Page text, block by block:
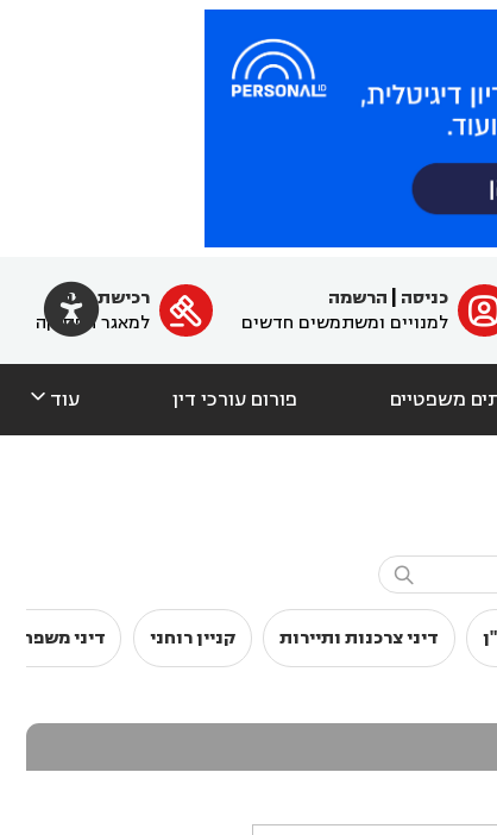
 כניסה
הרשמה
למנויים ומשתמשים חדשים

רכישת מנוי
למאגר הפסיקה
משפטיים פורום עורכי דין עוד 

דיני צרכנות ותיירות קניין רוחני דיני משפחה